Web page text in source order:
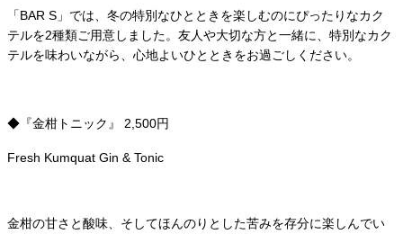
「BAR S」では、冬の特別なひとときを楽しむのにぴったりなカク
テルを2種類ご用意しました。友人や大切な方と一緒に、特別なカク
テルを味わいながら、心地よいひとときをお過ごしください。
◆『金柑トニック』 2,500円
Fresh Kumquat Gin & Tonic
金柑の甘さと酸味、そしてほんのりとした苦みを存分に楽しんでい